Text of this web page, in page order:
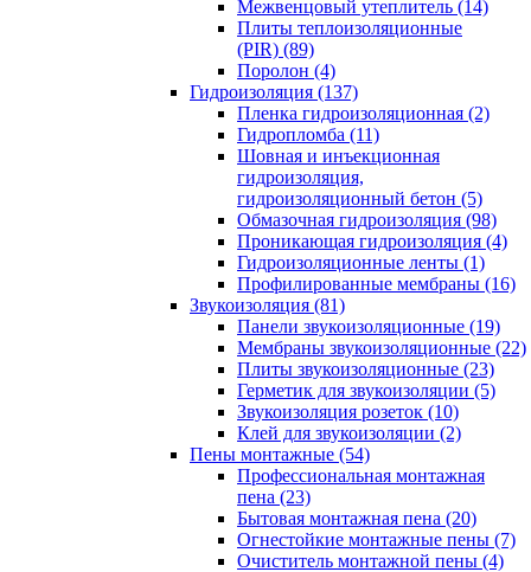
Межвенцовый утеплитель (14)
Плиты теплоизоляционные
(PIR) (89)
Поролон (4)
Гидроизоляция (137)
Пленка гидроизоляционная (2)
Гидропломба (11)
Шовная и инъекционная
гидроизоляция,
гидроизоляционный бетон (5)
Обмазочная гидроизоляция (98)
Проникающая гидроизоляция (4)
Гидроизоляционные ленты (1)
Профилированные мембраны (16)
Звукоизоляция (81)
Панели звукоизоляционные (19)
Мембраны звукоизоляционные (22)
Плиты звукоизоляционные (23)
Герметик для звукоизоляции (5)
Звукоизоляция розеток (10)
Клей для звукоизоляции (2)
Пены монтажные (54)
Профессиональная монтажная
пена (23)
Бытовая монтажная пена (20)
Огнестойкие монтажные пены (7)
Очиститель монтажной пены (4)